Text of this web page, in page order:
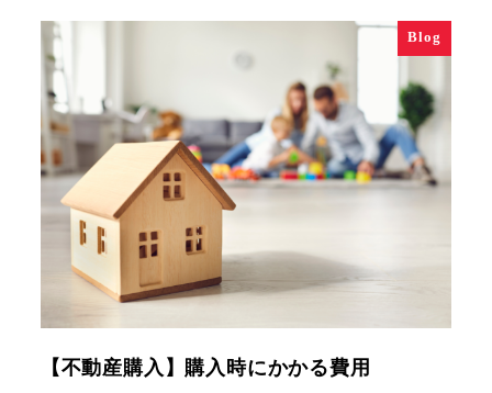
Blog
【不動産購入】購入時にかかる費用